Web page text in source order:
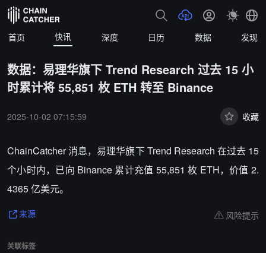
首页 快讯 深度 日历 数据 发现
数据：易理华旗下 Trend Research 过去 15 小
时累计将 55,851 枚 ETH 转至 Binance
2025-10-02 07:15:59 收藏
ChainCatcher 消息，易理华旗下 Trend Research 在过去 15
个小时内，已向 Binance 累计充值 55,851 枚 ETH，价值 2.
4365 亿美元。
来源 风险提示
关联标签